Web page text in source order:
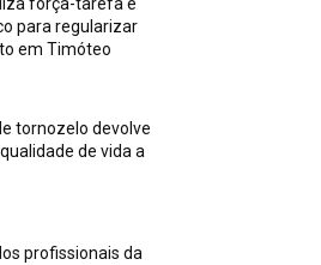
para regularizar
em Timóteo
tornozelo devolve
de vida a
profissionais da